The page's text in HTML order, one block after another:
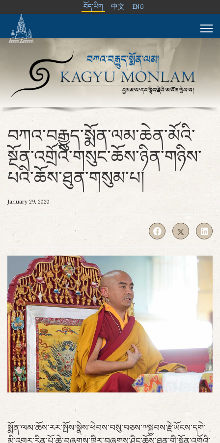
བོད་ཡིག 中文 ENG
བཀའ་བརྒྱུད་སྨོན་ལམ་ཆེན་མོའི་
སྔོན་འགྲོའི་གསུང་ཆོས་ཉིན་གཉིས་
པའི་ཆོས་ཐུན་གསུམ་པ།
January 29, 2020
སྨོན་ལམ་ཆོས་རར་སྤོས་སྣེས་ཕེབས་བསུ་བཅས་༸སྐྱབས་རྗེ་ཡོངས་དགེ་